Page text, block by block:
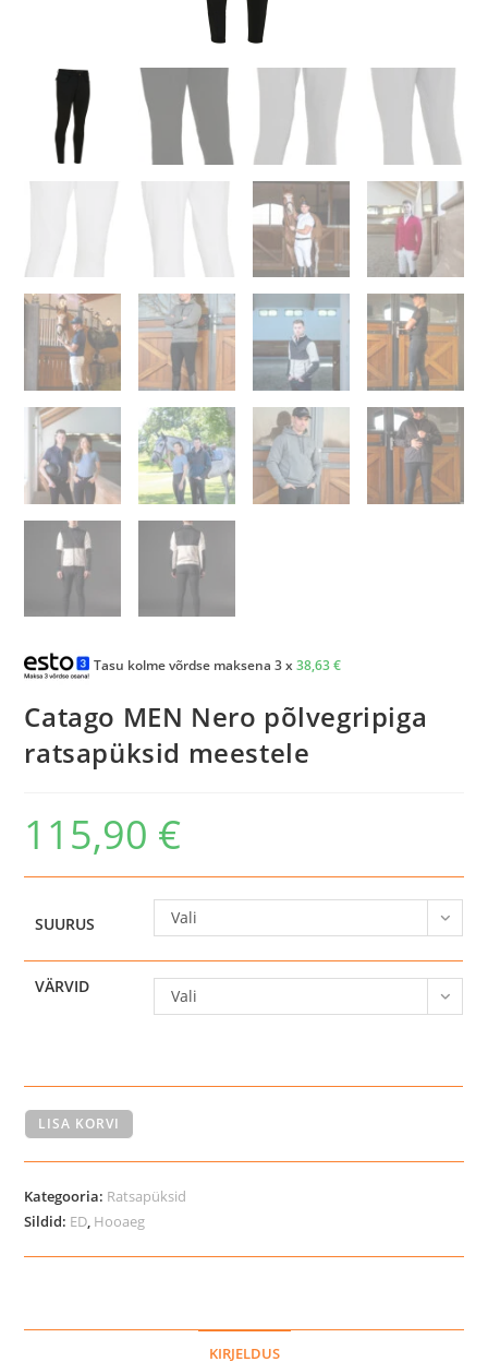
Tasu kolme võrdse maksena 3 x38,63€
Catago MEN Nero põlvegripiga
ratsapüksid meestele
115,90 €
SUURUS Vali
VÄRVID Vali
Catago
põlvegripiga
ratsapüksid
meestele
LISA KORVI
Kategooria: Ratsapüksid
Sildid: ED, Hooaeg
KIRJELDUS